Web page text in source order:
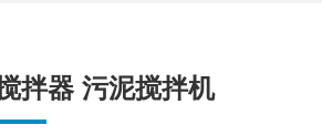
拌器 污泥搅拌机